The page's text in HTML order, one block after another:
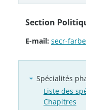
Spécialités
Liste des
Chapitres
Section
E-mail: secr-